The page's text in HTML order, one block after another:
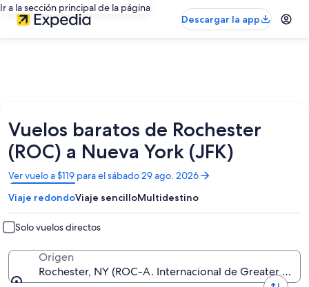
Ir a la sección principal de la página
Descargar la app
Vuelos baratos de Rochester
(ROC) a Nueva York (JFK)
Ver vuelo a $119 para el sábado 29 ago. 2026
Se
abrirá
en
una
nueva
ventana
Viaje redondoViaje sencilloMultidestino
Solo vuelos directos
Origen
Rochester, NY (ROC-A. Internacional de Greater